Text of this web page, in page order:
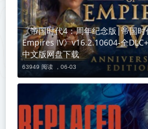
《帝国时代4：周年纪念版|帝国
Empires IV》v16.2.10604-全
中文版网盘下载
63949 阅读 ， 06-03